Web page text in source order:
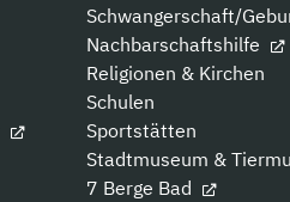
Schwangerschaft/
Nachbarschaftshilfe
Religionen & Kirchen
Schulen
Sportstätten
Stadtmuseum &
7 Berge Bad